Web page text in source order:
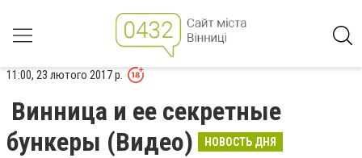
11:00, 23 лютого 2017 р.
Винница и ее секретные
бункеры (Видео)
НОВОСТЬ ДНЯ